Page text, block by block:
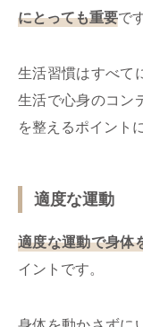
にとっても重要で
生活習慣はすべて
生活で心身のコン
を整えるポイント
適度な運動
適度な運動で身体
イントです。